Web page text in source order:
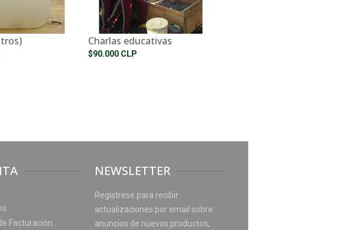
Charlas educativas
$90.000 CLP
Facturación
NEWSLETTER
Regístrese para recibir
actualizaciones por email sobre
anuncios de nuevos productos,